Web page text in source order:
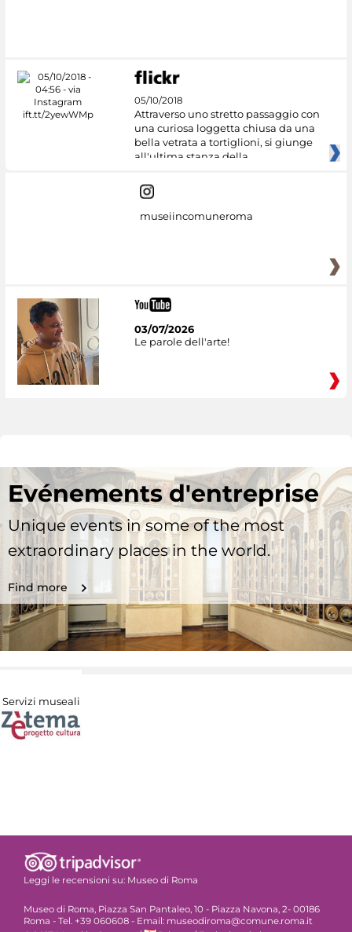
05/10/2018
Attraverso uno stretto passaggio con
una curiosa loggetta chiusa da una
bella vetrata a tortiglioni, si giunge
all'ultima stanza della
museiincomuneroma
03/07/2026
Le parole dell'arte!
Evénements d'entreprise
Unique events in some of the most
extraordinary places in the world.
Find more
Servizi museali
Leggi le recensioni su: Museo di Roma
Museo di Roma, Piazza San Pantaleo, 10 - Piazza Navona, 2- 00186
Roma - Tel. +39 060608 - Email: museodiroma@comune.roma.it